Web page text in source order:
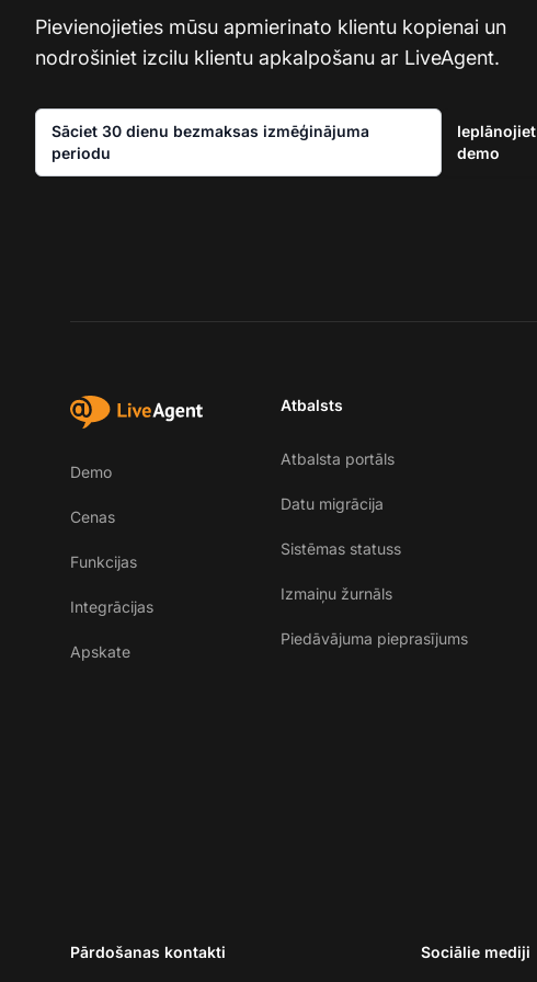
Pievienojieties mūsu apmierinato klientu kopienai un
nodrošiniet izcilu klientu apkalpošanu ar LiveAgent.
Sāciet 30 dienu bezmaksas izmēģinājuma
periodu
Ieplānojiet
demo
Demo
Cenas
Funkcijas
Integrācijas
Apskate
Atbalsts
Atbalsta portāls
Datu migrācija
Sistēmas statuss
Izmaiņu žurnāls
Piedāvājuma pieprasījums
Pārdošanas kontakti Sociālie mediji